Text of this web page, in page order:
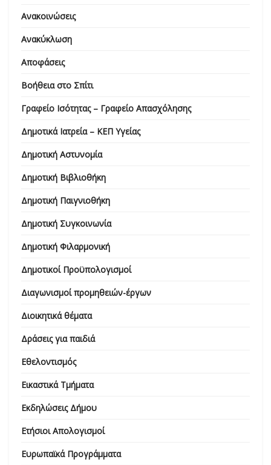
Ανακοινώσεις
Ανακύκλωση
Αποφάσεις
Βοήθεια στο Σπίτι
Γραφείο Ισότητας – Γραφείο Απασχόλησης
Δημοτικά Ιατρεία – ΚΕΠ Υγείας
Δημοτική Αστυνομία
Δημοτική Βιβλιοθήκη
Δημοτική Παιγνιοθήκη
Δημοτική Συγκοινωνία
Δημοτική Φιλαρμονική
Δημοτικοί Προϋπολογισμοί
Διαγωνισμοί προμηθειών-έργων
Διοικητικά θέματα
Δράσεις για παιδιά
Εθελοντισμός
Εικαστικά Τμήματα
Εκδηλώσεις Δήμου
Ετήσιοι Απολογισμοί
Ευρωπαϊκά Προγράμματα